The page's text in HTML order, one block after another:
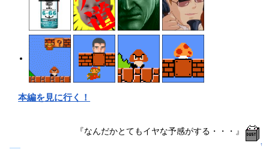
本編を見に行く！
『なんだかとてもイヤな予感がする・・・』
↑